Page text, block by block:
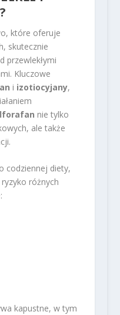
które oferuje
skutecznie
przewlekłymi
Kluczowe
i izotiocyjany,
nie tylko
ale także
codziennej diety,
różnych
kapustne, w tym